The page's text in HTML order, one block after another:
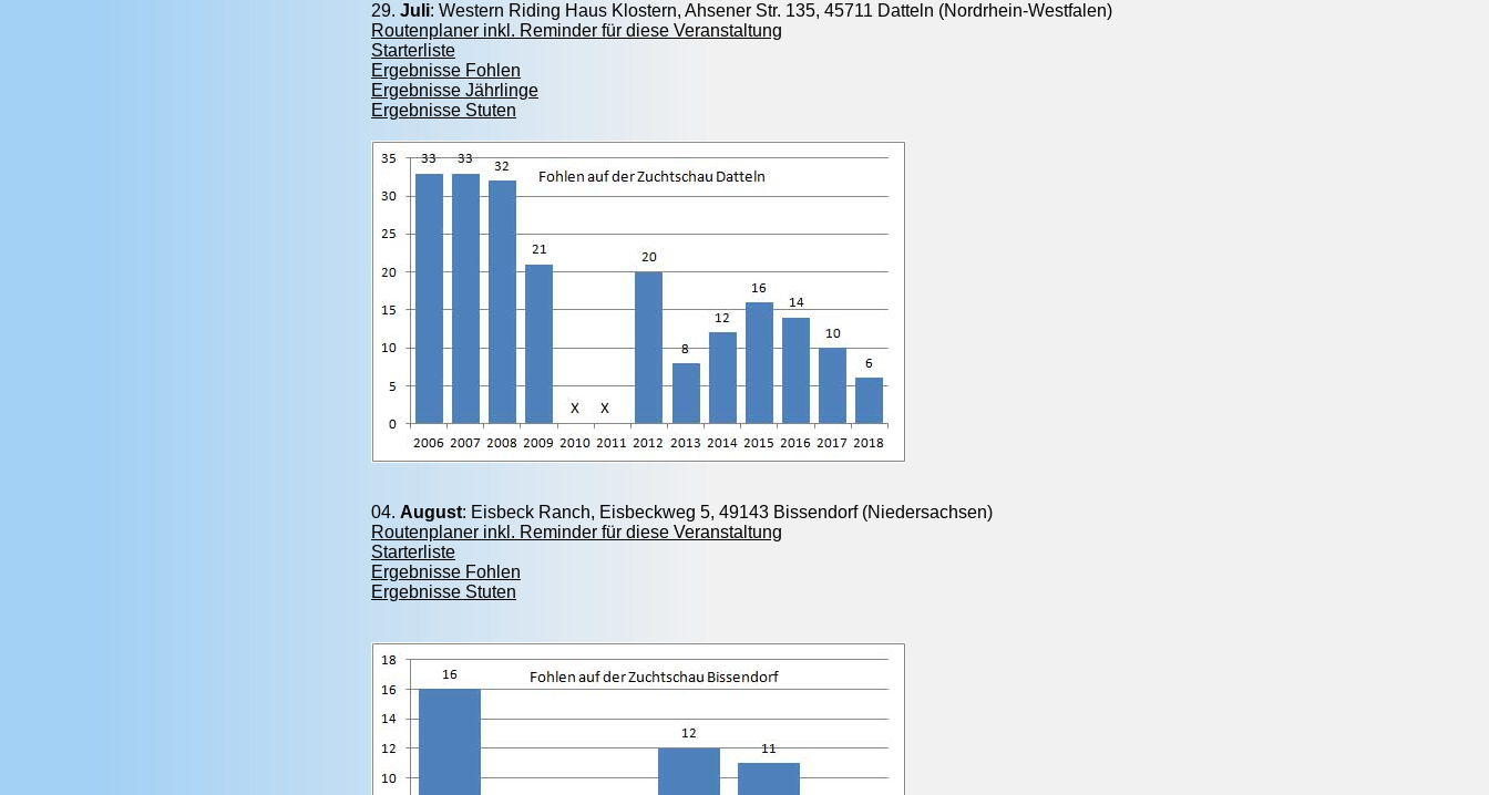
29. Juli: Western Riding Haus Klostern, Ahsener Str. 135, 45711 Datteln (Nordrhein-Westfalen)
Routenplaner inkl. Reminder für diese Veranstaltung
Starterliste
Ergebnisse Fohlen
Ergebnisse Jährlinge
Ergebnisse Stuten
04. August: Eisbeck Ranch, Eisbeckweg 5, 49143 Bissendorf (Niedersachsen)
Routenplaner inkl. Reminder für diese Veranstaltung
Starterliste
Ergebnisse Fohlen
Ergebnisse Stuten